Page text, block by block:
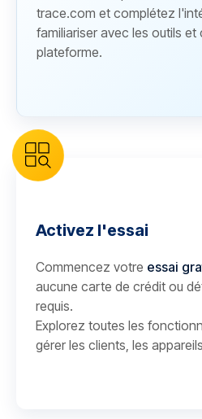
trace.com et complétez
familiariser avec les outils et
plateforme.
Activez l'essai
Commencez votre essai
aucune carte de crédit ou
requis.
Explorez toutes les
gérer les clients, les